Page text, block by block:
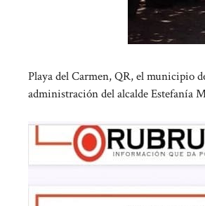
Playa del Carmen, QR, el municipio
administración del alcalde Estefanía